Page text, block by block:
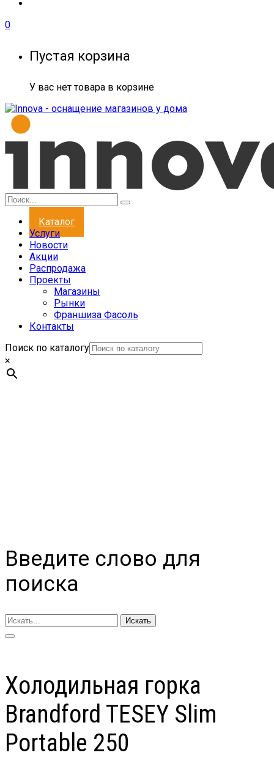
0
Пустая корзина
У вас нет товара в корзине
Каталог
Услуги
Новости
Акции
Распродажа
Проекты
Магазины
Рынки
Франшиза Фасоль
Контакты
Поиск по каталогу
×
Введите слово для
поиска
Искать
Холодильная горка
Brandford TESEY Slim
Portable 250